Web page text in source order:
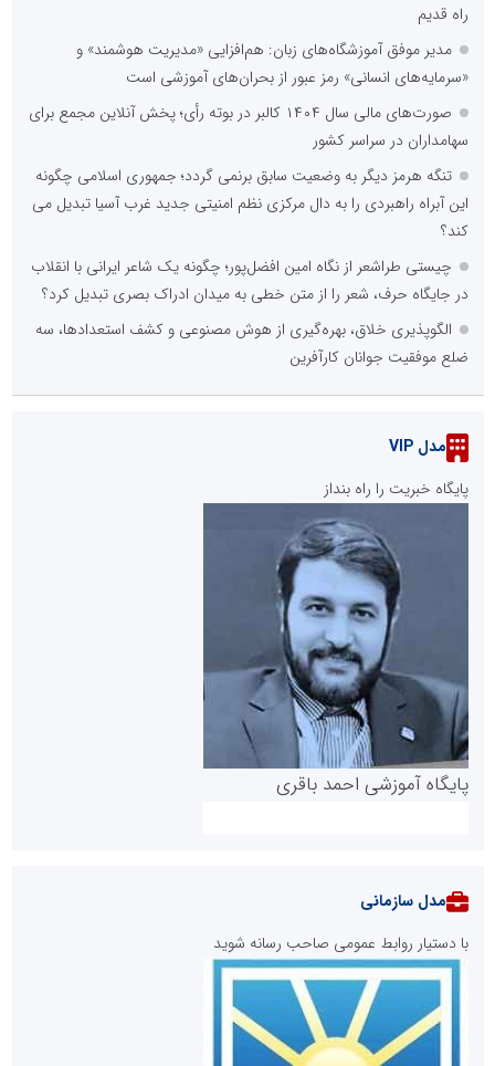
راه قدیم
مدیر موفق آموزشگاه‌های زبان: هم‌افزایی «مدیریت هوشمند» و
«سرمایه‌های انسانی» رمز عبور از بحران‌های آموزشی است
صورت‌های مالی سال ۱۴۰۴ کالبر در بوته رأی؛ پخش آنلاین مجمع برای
سهامداران در سراسر کشور
تنگه هرمز دیگر به وضعیت سابق برنمی گردد؛ جمهوری اسلامی چگونه
این آبراه راهبردی را به دال مرکزی نظم امنیتی جدید غرب آسیا تبدیل می
کند؟
چیستی طراشعر از نگاه امین افضل‌پور؛ چگونه یک شاعر ایرانی با انقلاب
در جایگاه حرف، شعر را از متن خطی به میدان ادراک بصری تبدیل کرد؟
الگوپذیری خلاق، بهره‌گیری از هوش مصنوعی و کشف استعدادها، سه
ضلع موفقیت جوانان کارآفرین
مدل VIP
پایگاه خبریت را راه بنداز
پایگاه آموزشی احمد باقری
مدل سازمانی
با دستیار روابط عمومی صاحب رسانه شوید